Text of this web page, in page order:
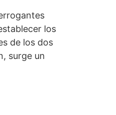
los
de los dos
surge un